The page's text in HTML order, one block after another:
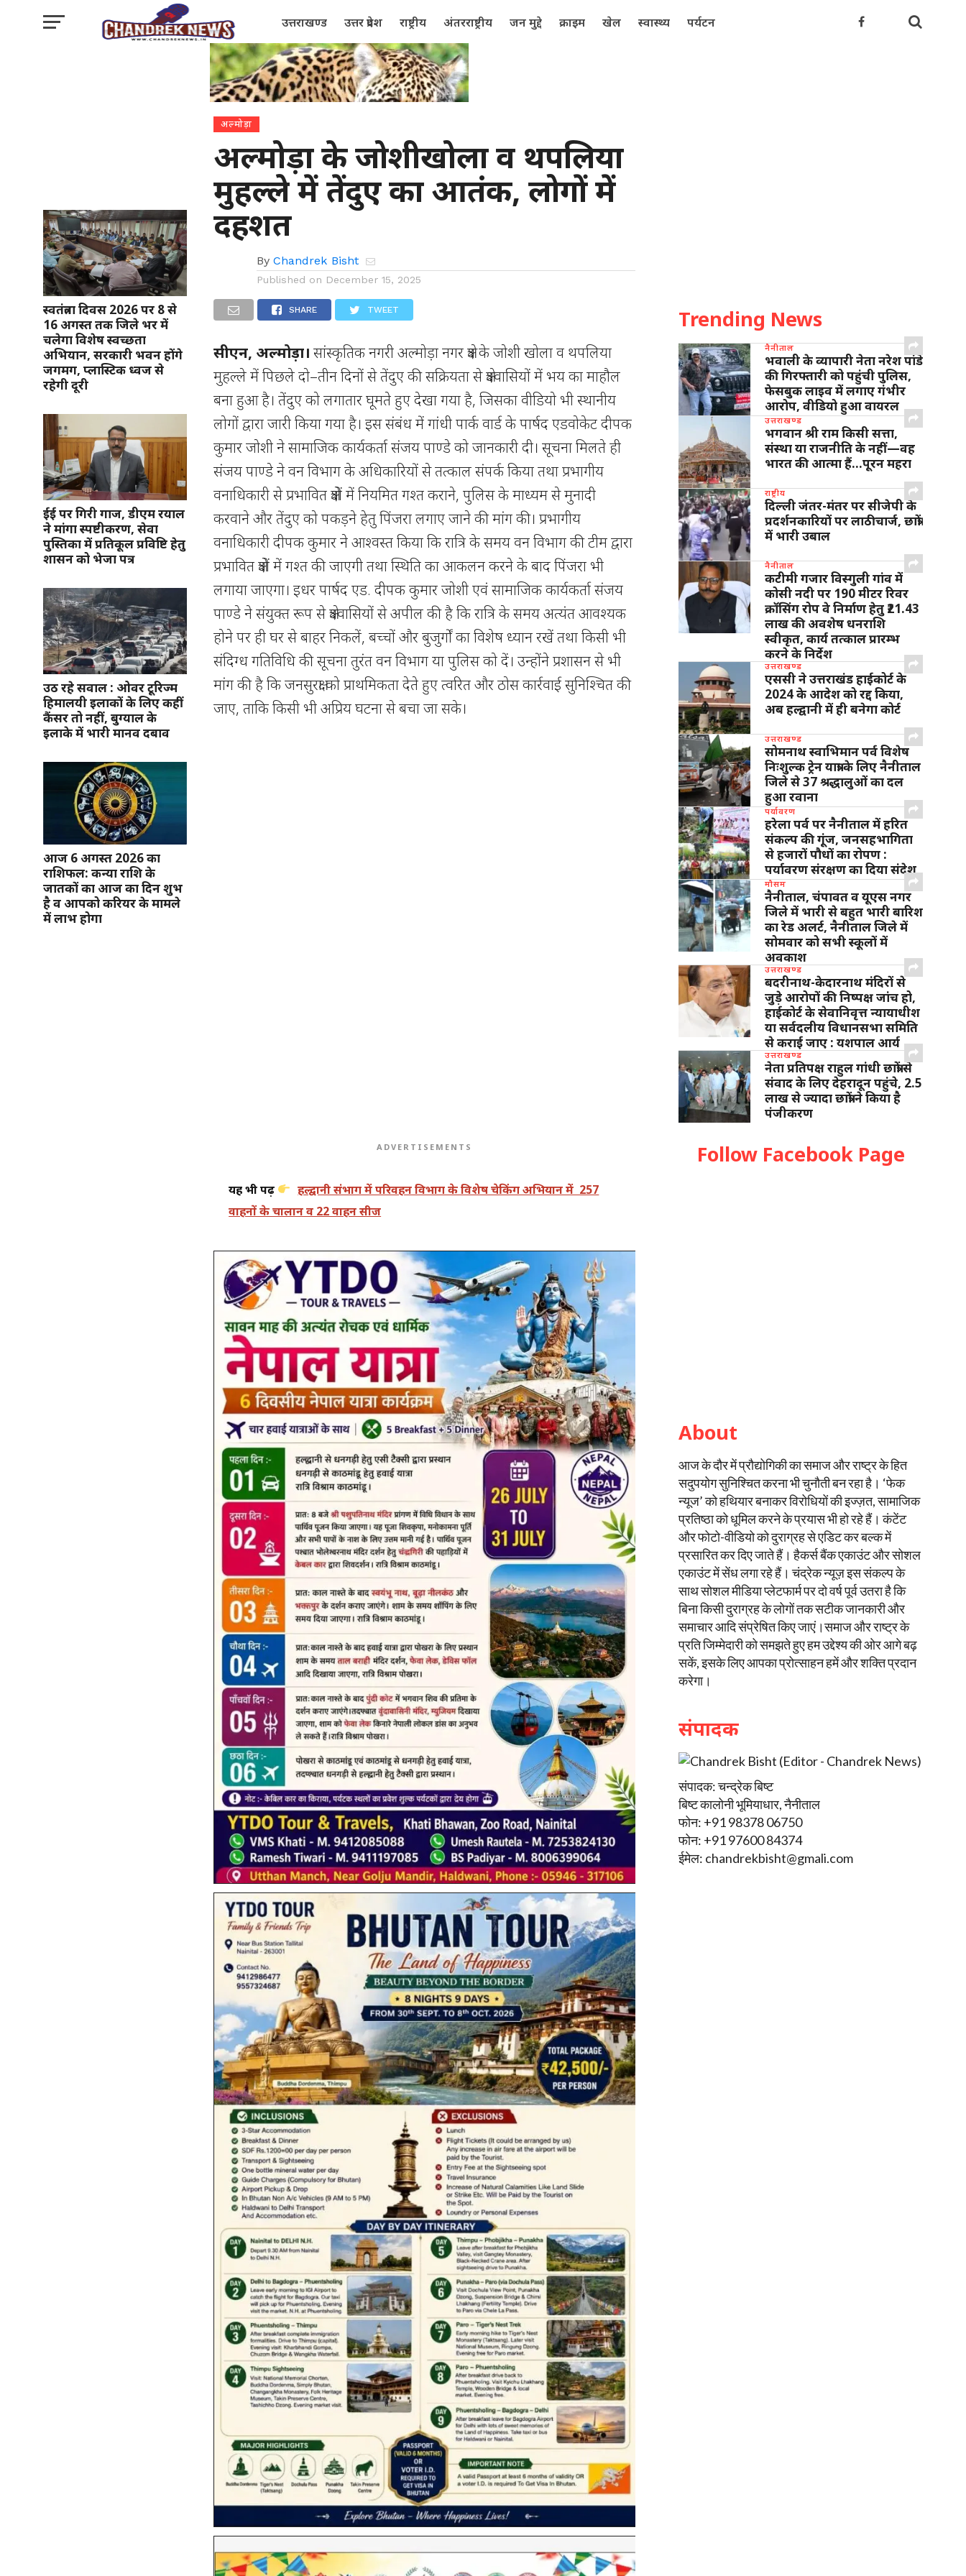
उत्तराखण्ड उत्तर प्रदेश राष्ट्रीय अंतरराष्ट्रीय जन मुद्दे क्राइम खेल स्वास्थ्य पर्यटन
स्वतंत्रता दिवस 2026 पर 8 से
16 अगस्त तक जिले भर में
चलेगा विशेष स्वच्छता
अभियान, सरकारी भवन होंगे
जगमग, प्लास्टिक ध्वज से
रहेगी दूरी
ईई पर गिरी गाज, डीएम रयाल
ने मांगा स्पष्टीकरण, सेवा
पुस्तिका में प्रतिकूल प्रविष्टि हेतु
शासन को भेजा पत्र
उठ रहे सवाल : ओवर टूरिज्म
हिमालयी इलाकों के लिए कहीं
कैंसर तो नहीं, बुग्याल के
इलाके में भारी मानव दबाव
आज 6 अगस्त 2026 का
राशिफल: कन्या राशि के
जातकों का आज का दिन शुभ
है व आपको करियर के मामले
में लाभ होगा
अल्मोड़ा
अल्मोड़ा के जोशीखोला व थपलिया
मुहल्ले में तेंदुए का आतंक, लोगों में
दहशत
By Chandrek Bisht
Published on December 15, 2025
SHARE TWEET
सीएन, अल्मोड़ा। सांस्कृतिक नगरी अल्मोड़ा नगर क्षेत्र के जोशी खोला व थपलिया
मुहल्ले में पिछले दो–तीन दिनों से तेंदुए की सक्रियता से क्षेत्रवासियों में भय का माहौल
बना हुआ है। तेंदुए को लगातार घूमते हुए देखा गया है, जिसका वीडियो भी स्थानीय
लोगों द्वारा जारी किया गया है। इस संबंध में गांधी पार्क वार्ड के पार्षद एडवोकेट दीपक
कुमार जोशी ने सामाजिक कार्यकर्ता संजय पाण्डे को जानकारी दी। सूचना मिलते ही
संजय पाण्डे ने वन विभाग के अधिकारियों से तत्काल संपर्क किया तथा प्रभागीय
वनाधिकारी से प्रभावित क्षेत्रों में नियमित गश्त कराने, पुलिस के माध्यम से मुनादी
करवाने और तेंदुए को पकड़ने हेतु पिंजरा लगाए जाने की मांग की। प्रभागीय
वनाधिकारी दीपक कुमार ने आश्वस्त किया कि रात्रि के समय वन विभाग की टीम द्वारा
प्रभावित क्षेत्रों में गश्त की जाएगी तथा स्थिति का आकलन करने के बाद पिंजरा भी
लगाया जाएगा। इधर पार्षद एड. दीपक कुमार जोशी एवं सामाजिक कार्यकर्ता संजय
पाण्डे ने संयुक्त रूप से क्षेत्रवासियों से अपील की है कि रात्रि के समय अत्यंत आवश्यक
होने पर ही घर से बाहर निकलें, बच्चों और बुजुर्गों का विशेष ध्यान रखें तथा किसी भी
संदिग्ध गतिविधि की सूचना तुरंत वन विभाग या पुलिस को दें। उन्होंने प्रशासन से भी
मांग की है कि जनसुरक्षा को प्राथमिकता देते हुए त्वरित और ठोस कार्रवाई सुनिश्चित की
जाए, ताकि किसी भी अप्रिय घटना से बचा जा सके।
ADVERTISEMENTS
यह भी पढ़ें
हल्द्वानी संभाग में परिवहन विभाग के विशेष चेकिंग अभियान में 257
वाहनों के चालान व 22 वाहन सीज
Trending News
नैनीताल
भवाली के व्यापारी नेता नरेश पांडे
की गिरफ्तारी को पहुंची पुलिस,
फेसबुक लाइव में लगाए गंभीर
आरोप, वीडियो हुआ वायरल
उत्तराखण्ड
भगवान श्री राम किसी सत्ता,
संस्था या राजनीति के नहीं—वह
भारत की आत्मा हैं…पूरन महरा
राष्ट्रीय
दिल्ली जंतर-मंतर पर सीजेपी के
प्रदर्शनकारियों पर लाठीचार्ज, छात्रों
में भारी उबाल
नैनीताल
कटीमी गजार विस्गुली गांव में
कोसी नदी पर 190 मीटर रिवर
क्रॉसिंग रोप वे निर्माण हेतु ₹21.43
लाख की अवशेष धनराशि
स्वीकृत, कार्य तत्काल प्रारम्भ
करने के निर्देश
उत्तराखण्ड
एससी ने उत्तराखंड हाईकोर्ट के
2024 के आदेश को रद्द किया,
अब हल्द्वानी में ही बनेगा कोर्ट
उत्तराखण्ड
सोमनाथ स्वाभिमान पर्व विशेष
निःशुल्क ट्रेन यात्रा के लिए नैनीताल
जिले से 37 श्रद्धालुओं का दल
हुआ रवाना
पर्यावरण
हरेला पर्व पर नैनीताल में हरित
संकल्प की गूंज, जनसहभागिता
से हजारों पौधों का रोपण :
पर्यावरण संरक्षण का दिया संदेश
मौसम
नैनीताल, चंपावत व यूएस नगर
जिले में भारी से बहुत भारी बारिश
का रेड अलर्ट, नैनीताल जिले में
सोमवार को सभी स्कूलों में
अवकाश
उत्तराखण्ड
बदरीनाथ-केदारनाथ मंदिरों से
जुड़े आरोपों की निष्पक्ष जांच हो,
हाईकोर्ट के सेवानिवृत्त न्यायाधीश
या सर्वदलीय विधानसभा समिति
से कराई जाए : यशपाल आर्य
उत्तराखण्ड
नेता प्रतिपक्ष राहुल गांधी छात्रों से
संवाद के लिए देहरादून पहुंचे, 2.5
लाख से ज्यादा छात्रों ने किया है
पंजीकरण
Follow Facebook Page
About
आज के दौर में प्रौद्योगिकी का समाज और राष्ट्र के हित
सदुपयोग सुनिश्चित करना भी चुनौती बन रहा है। ‘फेक
न्यूज’ को हथियार बनाकर विरोधियों की इज्ज़त, सामाजिक
प्रतिष्ठा को धूमिल करने के प्रयास भी हो रहे हैं। कंटेंट
और फोटो-वीडियो को दुराग्रह से एडिट कर बल्क में
प्रसारित कर दिए जाते हैं। हैकर्स बैंक एकाउंट और सोशल
एकाउंट में सेंध लगा रहे हैं। चंद्रेक न्यूज़ इस संकल्प के
साथ सोशल मीडिया प्लेटफार्म पर दो वर्ष पूर्व उतरा है कि
बिना किसी दुराग्रह के लोगों तक सटीक जानकारी और
समाचार आदि संप्रेषित किए जाएं।समाज और राष्ट्र के
प्रति जिम्मेदारी को समझते हुए हम उद्देश्य की ओर आगे बढ़
सकें, इसके लिए आपका प्रोत्साहन हमें और शक्ति प्रदान
करेगा।
संपादक
संपादक: चन्द्रेक बिष्ट
बिष्ट कालोनी भूमियाधार, नैनीताल
फोन: +91 98378 06750
फोन: +91 97600 84374
ईमेल: chandrekbisht@gmali.com